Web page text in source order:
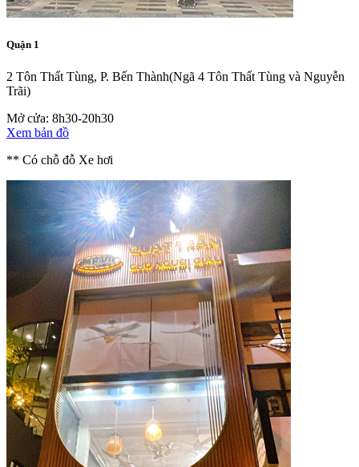
Quận 1
2 Tôn Thất Tùng, P. Bến Thành(Ngã 4 Tôn Thất Tùng và Nguyễn
Trãi)
Mở cửa: 8h30-20h30
Xem bản đồ
** Có chỗ đỗ Xe hơi